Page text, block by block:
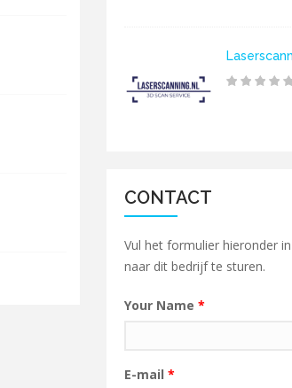
CONTACT
Vul het formulier hieronder
naar dit bedrijf te sturen.
Your Name *
E-mail *